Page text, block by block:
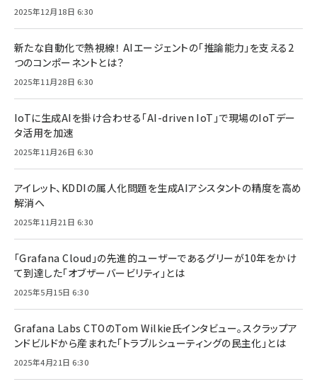
2025年12月18日 6:30
新たな自動化で熱視線！ AIエージェントの「推論能力」を支える2
つのコンポーネントとは？
2025年11月28日 6:30
IoTに生成AIを掛け合わせる「AI-driven IoT」で現場のIoTデー
タ活用を加速
2025年11月26日 6:30
アイレット、KDDIの属人化問題を生成AIアシスタントの精度を高め
解消へ
2025年11月21日 6:30
「Grafana Cloud」の先進的ユーザーであるグリーが10年をかけ
て到達した「オブザーバービリティ」とは
2025年5月15日 6:30
Grafana Labs CTOのTom Wilkie氏インタビュー。スクラップア
ンドビルドから産まれた「トラブルシューティングの民主化」とは
2025年4月21日 6:30